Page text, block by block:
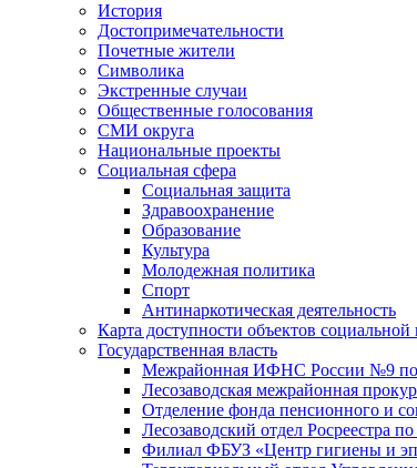
История
Достопримечательности
Почетные жители
Символика
Экстренные случаи
Общественные голосования
СМИ округа
Национальные проекты
Социальная сфера
Социальная защита
Здравоохранение
Образование
Культура
Молодежная политика
Спорт
Антинаркотическая деятельность
Карта доступности объектов
Государственная власть
Межрайонная ИФНС России №9
Лесозаводская межрайонная
Отделение фонда пенсионного и
Лесозаводский отдел Росреестра
Филиал ФБУЗ «Центр гигиены и